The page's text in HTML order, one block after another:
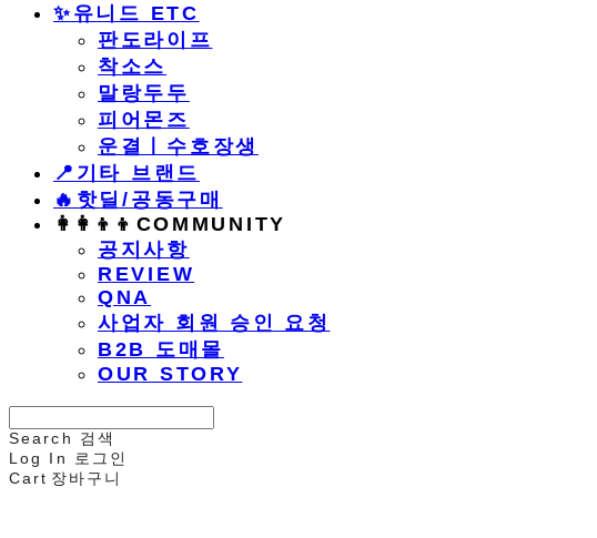
​✨유니드 ETC
판도라이프
착소스
말랑두두
피어몬즈
운결ㅣ수호장생
📍기타 브랜드
🔥핫딜/공동구매
👩‍👩‍👦‍👦COMMUNITY
공지사항
REVIEW
QNA
사업자 회원 승인 요청
B2B 도매몰
OUR STORY
Search
검색
Log In
로그인
Cart 장바구니